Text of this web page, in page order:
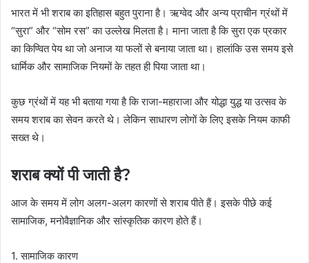
भारत में भी शराब का इतिहास बहुत पुराना है। ऋग्वेद और अन्य प्राचीन ग्रंथों में
“सुरा” और “सोम रस” का उल्लेख मिलता है। माना जाता है कि सुरा एक प्रकार
का किण्वित पेय था जो अनाज या फलों से बनाया जाता था। हालांकि उस समय इसे
धार्मिक और सामाजिक नियमों के तहत ही पिया जाता था।
कुछ ग्रंथों में यह भी बताया गया है कि राजा-महाराजा और योद्धा युद्ध या उत्सव के
समय शराब का सेवन करते थे। लेकिन साधारण लोगों के लिए इसके नियम काफी
सख्त थे।
शराब क्यों पी जाती है?
आज के समय में लोग अलग-अलग कारणों से शराब पीते हैं। इसके पीछे कई
सामाजिक, मनोवैज्ञानिक और सांस्कृतिक कारण होते हैं।
1. सामाजिक कारण